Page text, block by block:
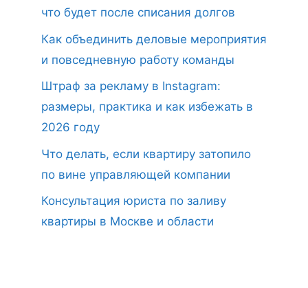
что будет после списания долгов
Как объединить деловые мероприятия
и повседневную работу команды
Штраф за рекламу в Instagram:
размеры, практика и как избежать в
2026 году
Что делать, если квартиру затопило
по вине управляющей компании
Консультация юриста по заливу
квартиры в Москве и области